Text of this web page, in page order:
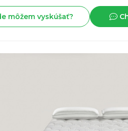
Chladiace a gélové
Ortopedické matrace
Luxusné matrace
Toppery
Zdravotné doplňky
môžem vyskúšať?